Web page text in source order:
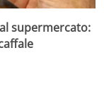
supermercato: